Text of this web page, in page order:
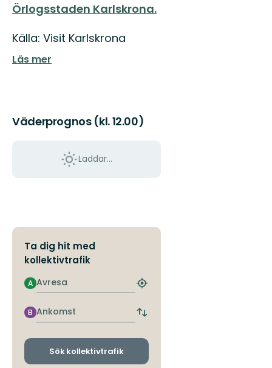
Örlogsstaden Karlskrona.
Källa: Visit Karlskrona
Läs mer
Väderprognos (kl. 12.00)
Laddar...
Ta dig hit med
kollektivtrafik
Avresa
A
Hitta
hållplats
Ankomst
B
Byt
och
Sök kollektivtrafik